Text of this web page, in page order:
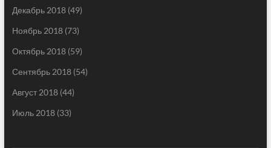
Декабрь 2018(49)
Ноябрь 2018(73)
Октябрь 2018(59)
Сентябрь 2018(54)
Август 2018(44)
Июль 2018(33)